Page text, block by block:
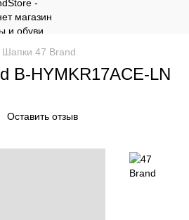
Шапки 47 Brand
B-HYMKR17ACE-LN
Оставить отзыв